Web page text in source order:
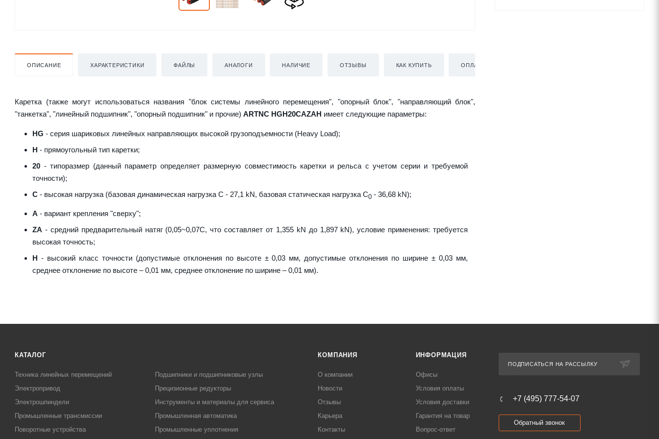
ОПИСАНИЕ ХАРАКТЕРИСТИКИ ФАЙЛЫ АНАЛОГИ НАЛИЧИЕ ОТЗЫВЫ КАК КУПИТЬ ОПЛАТА
Каретка (также могут использоваться названия "блок системы линейного перемещения", "опорный блок", "направляющий блок",
"танкетка", "линейный подшипник", "опорный подшипник" и прочие) ARTNC HGH20CAZAH имеет следующие параметры:
HG - серия шариковых линейных направляющих высокой грузоподъемности (Heavy Load);
H - прямоугольный тип каретки;
20 - типоразмер (данный параметр определяет размерную совместимость каретки и рельса с учетом серии и требуемой
точности);
C - высокая нагрузка (базовая динамическая нагрузка C - 27,1 kN, базовая статическая нагрузка С0 - 36,68 kN);
A - вариант крепления "сверху";
ZA - средний предварительный натяг (0,05~0,07C, что составляет от 1,355 kN до 1,897 kN), условие применения: требуется
высокая точность;
H - высокий класс точности (допустимые отклонения по высоте ± 0,03 мм, допустимые отклонения по ширине ± 0,03 мм,
среднее отклонение по высоте – 0,01 мм, среднее отклонение по ширине – 0,01 мм).
КАТАЛОГ
Техника линейных перемещений
Подшипники и подшипниковые узлы
Электропривод
Прецизионные редукторы
Электрошпиндели
Инструменты и материалы для сервиса
Промышленные трансмиссии
Промышленная автоматика
Поворотные устройства
Промышленные уплотнения
КОМПАНИЯ
О компании
Новости
Отзывы
Карьера
Контакты
ИНФОРМАЦИЯ
Офисы
Условия оплаты
Условия доставки
Гарантия на товар
Вопрос-ответ
ПОДПИСАТЬСЯ НА РАССЫЛКУ
+7 (495) 777-54-07
Обратный звонок